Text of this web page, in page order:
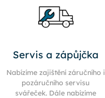
Servis a zápůjčka
Nabízíme zajištění záručního i
pozáručního servisu
svářeček. Dále nabízíme